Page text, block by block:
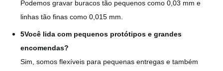
Podemos gravar buracos tão pequenos como 0,03 mm e
linhas tão finas como 0,015 mm.
5Você lida com pequenos protótipos e grandes
encomendas?
Sim, somos flexíveis para pequenas entregas e também